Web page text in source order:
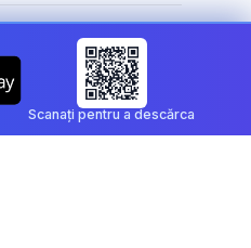
Romania
Scanați pentru a descărca